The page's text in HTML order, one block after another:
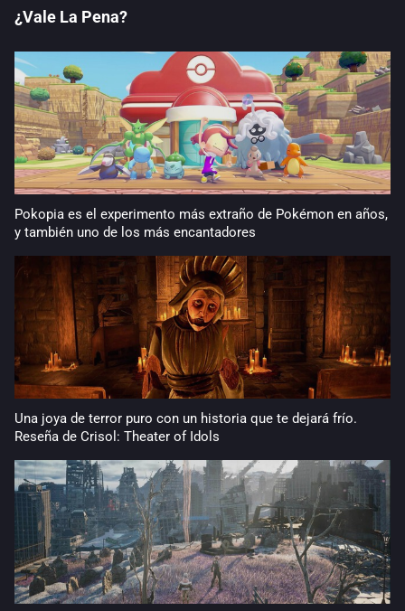
¿Vale La Pena?
Pokopia es el experimento más extraño de Pokémon en años,
y también uno de los más encantadores
Una joya de terror puro con un historia que te dejará frío.
Reseña de Crisol: Theater of Idols